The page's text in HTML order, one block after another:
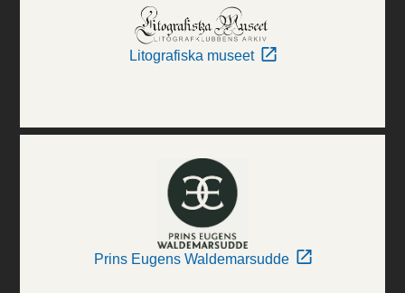
Litografiska museet
Prins Eugens Waldemarsudde